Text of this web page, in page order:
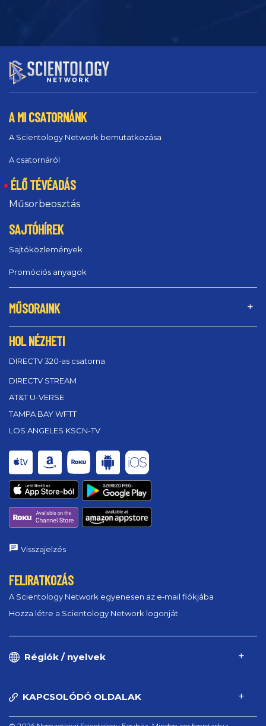
A MI CSATORNÁNK
A Scientology Network bemutatkozása
A csatornáról
ÉLŐ TÉVÉADÁS
Műsorbeosztás
SAJTÓHÍREK
Sajtóközlemények
Promóciós anyagok
MŰSORAINK
HOL NÉZHETI
DIRECTV 320‑as csatorna
DIRECTV STREAM
AT&T U-VERSE
TAMPA BAY WFTT
LOS ANGELES KSCN-TV
Visszajelzés
FELIRATKOZÁS
A Scientology Network egyenesen az e‑mail fiókjába
Hozza létre a Scientology Network logonját
Régiók / nyelvek
KAPCSOLÓDÓ OLDALAK